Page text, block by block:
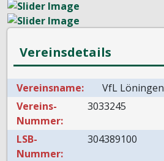
Vereinsdetails
Vereinsname:
VfL Löningen
Vereins-
Nummer:
3033245
LSB-
Nummer:
304389100